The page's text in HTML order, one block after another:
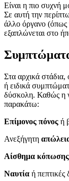
Είναι η πιο συχνή
Σε αυτή την
άλλο όργανο (όπως
εξαπλώνεται στο
Στα αρχικά στάδια,
ή ειδικά
δύσκολη. Καθώς η
παρακάτω:
Επίμονος πόνος ή
Ανεξήγητη
Αίσθημα κόπωσης
Ναυτία ή πεπτικές